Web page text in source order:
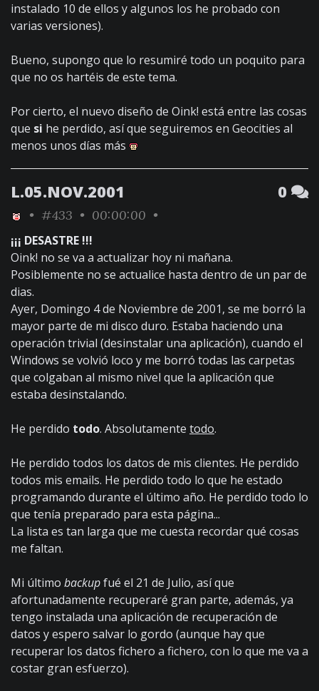
instalado 10 de ellos y algunos los he probado con
varias versiones).
Bueno, supongo que lo resumiré todo un poquito para
que no os hartéis de este tema.
Por cierto, el nuevo diseño de Oink! está entre las cosas
que si he perdido, así que seguiremos en Geocities al
menos unos días más
L.05.NOV.2001 0
• #433 • 00:00:00 •
¡¡¡ DESASTRE !!!
Oink! no se va a actualizar hoy ni mañana.
Posiblemente no se actualice hasta dentro de un par de
dias.
Ayer, Domingo 4 de Noviembre de 2001, se me borró la
mayor parte de mi disco duro. Estaba haciendo una
operación trivial (desinstalar una aplicación), cuando el
Windows se volvió loco y me borró todas las carpetas
que colgaban al mismo nivel que la aplicación que
estaba desinstalando.
He perdido todo. Absolutamente todo.
He perdido todos los datos de mis clientes. He perdido
todos mis emails. He perdido todo lo que he estado
programando durante el último año. He perdido todo lo
que tenía preparado para esta página...
La lista es tan larga que me cuesta recordar qué cosas
me faltan.
Mi último backupfué el 21 de Julio, así que
afortunadamente recuperaré gran parte, además, ya
tengo instalada una aplicación de recuperación de
datos y espero salvar lo gordo (aunque hay que
recuperar los datos fichero a fichero, con lo que me va a
costar gran esfuerzo).